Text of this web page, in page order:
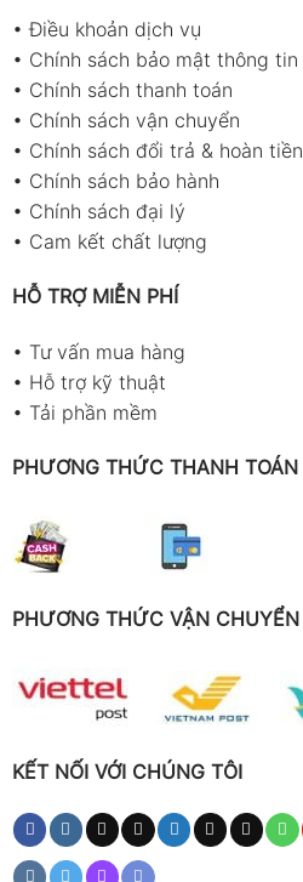
•Điều khoản dịch vụ
• Chính sách bảo mật thông tin
• Chính sách thanh toán
• Chính sách vận chuyển
• Chính sách đổi trả & hoàn tiền
• Chính sách bảo hành
• Chính sách đại lý
• Cam kết chất lượng
HỖ TRỢ MIỄN PHÍ
• Tư vấn mua hàng
• Hỗ trợ kỹ thuật
• Tải phần mềm
PHƯƠNG THỨC THANH TOÁN
PHƯƠNG THỨC VẬN CHUYỂN
KẾT NỐI VỚI CHÚNG TÔI